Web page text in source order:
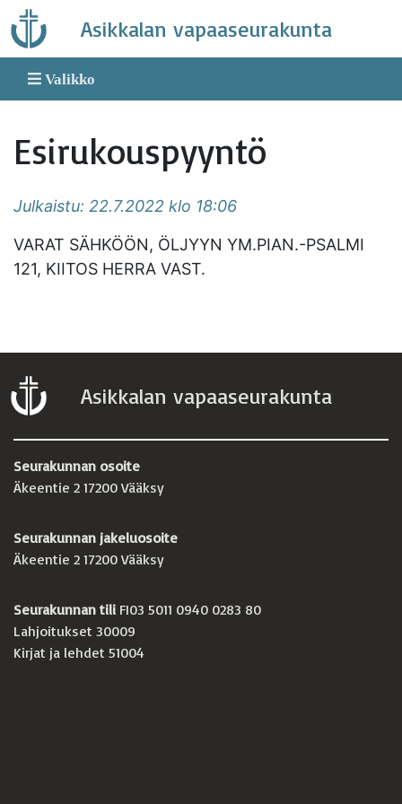
Skip
to
content
Asikkalan vapaaseurakunta
Valikko
Esirukouspyyntö
Julkaistu: 22.7.2022 klo 18:06
VARAT SÄHKÖÖN, ÖLJYYN YM.PIAN.-PSALMI
121, KIITOS HERRA VAST.
Asikkalan vapaaseurakunta
Seurakunnan osoite
Äkeentie 2 17200 Vääksy
Seurakunnan jakeluosoite
Äkeentie 2 17200 Vääksy
Seurakunnan tili FI03 5011 0940 0283 80
Lahjoitukset 30009
Kirjat ja lehdet 51004